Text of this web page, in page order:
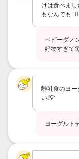
けは食べま
もなんでも
ベビーダノ
好物すぎて
離乳食のヨ
い!💡
ヨーグルト